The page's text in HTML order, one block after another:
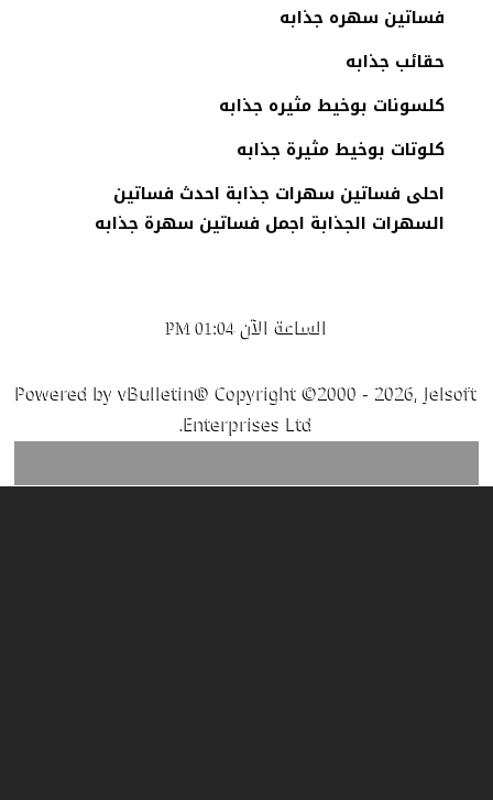
فساتين سهره جذابه
حقائب جذابه
كلسونات بوخيط مثيره جذابه
كلوتات بوخيط مثيرة جذابه
احلى فساتين سهرات جذابة احدث فساتين
السهرات الجذابة اجمل فساتين سهرة جذابه
الساعة الآن 01:04 PM
Powered by vBulletin® Copyright ©2000 - 2026, Jelsoft
Enterprises Ltd.